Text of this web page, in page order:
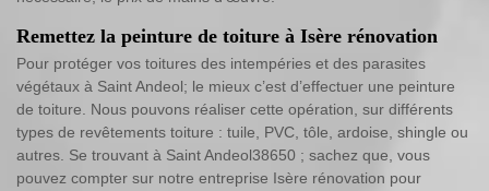
Remettez la peinture de toiture à Isère rénovation
Pour protéger vos toitures des intempéries et des parasites
végétaux à Saint Andeol; le mieux c’est d’effectuer une peinture
de toiture. Nous pouvons réaliser cette opération, sur différents
types de revêtements toiture : tuile, PVC, tôle, ardoise, shingle ou
autres. Se trouvant à Saint Andeol38650 ; sachez que, vous
pouvez compter sur notre entreprise Isère rénovation pour